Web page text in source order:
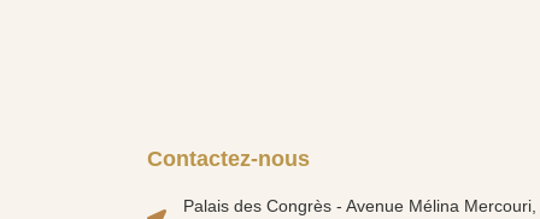
Contactez-nous
Palais des Congrès - Avenue Mélina